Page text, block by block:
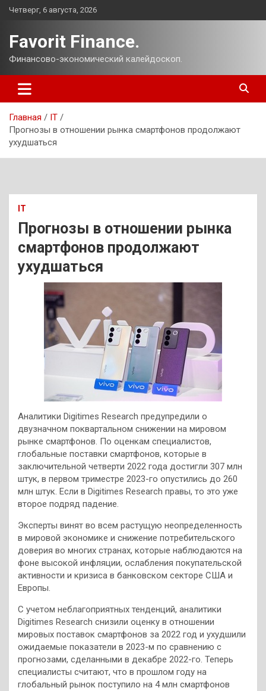
Перейти
Четверг, 6 августа, 2026
Favorit Finance.
Финансово-экономический калейдоскоп.
Главная
IT
Прогнозы в отношении рынка смартфонов продолжают
ухудшаться
IT
Прогнозы в отношении рынка
смартфонов продолжают
ухудшаться
Аналитики Digitimes Research предупредили о
двузначном поквартальном снижении на мировом
рынке смартфонов. По оценкам специалистов,
глобальные поставки смартфонов, которые в
заключительной четверти 2022 года достигли 307 млн
штук, в первом триместре 2023-го опустились до 260
млн штук. Если в Digitimes Research правы, то это уже
второе подряд падение.
Эксперты винят во всем растущую неопределенность
в мировой экономике и снижение потребительского
доверия во многих странах, которые наблюдаются на
фоне высокой инфляции, ослабления покупательской
активности и кризиса в банковском секторе США и
Европы.
С учетом неблагоприятных тенденций, аналитики
Digitimes Research снизили оценку в отношении
мировых поставок смартфонов за 2022 год и ухудшили
ожидаемые показатели в 2023-м по сравнению с
прогнозами, сделанными в декабре 2022-го. Теперь
специалисты считают, что в прошлом году на
глобальный рынок поступило на 4 млн смартфонов